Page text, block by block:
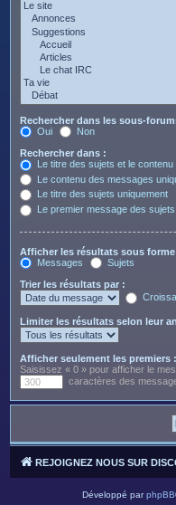
Rechercher dans les sous-
Oui
Non
Rechercher dans :
Le titre des sujets et le
Le contenu des messages
Le titre des sujets uniquement
Le premier message des
Afficher les résultats sous forme
Messages
Sujets
Trier les résultats par :
Limiter les résultats selon leur
Afficher seulement les premiers :
Saisissez « 0 » pour afficher le
caractères des
REJOIGNEZ NOUS SUR
Développé parphpBB